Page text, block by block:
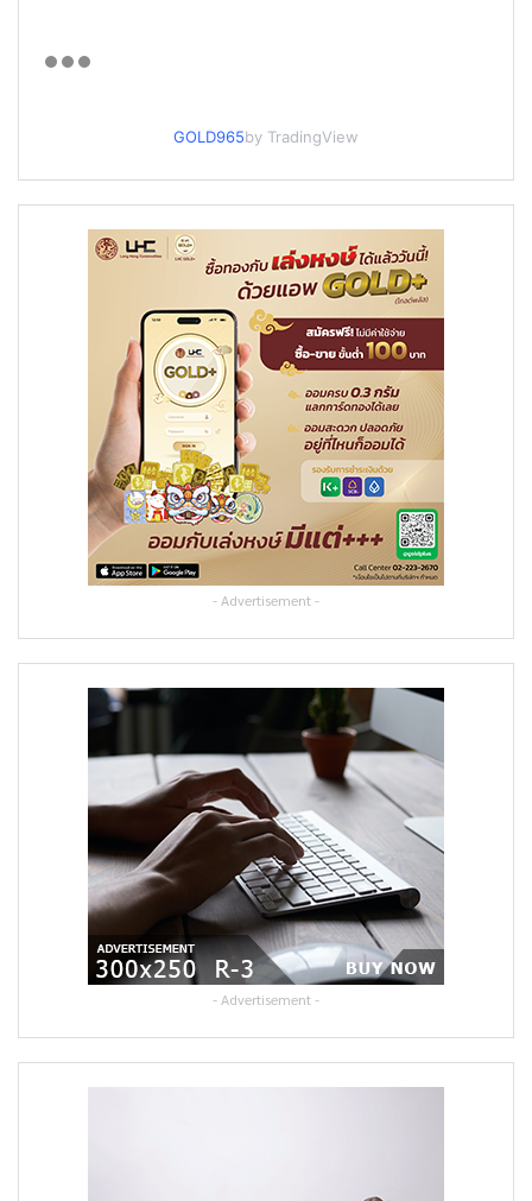
GOLD965by TradingView
- Advertisement -
- Advertisement -